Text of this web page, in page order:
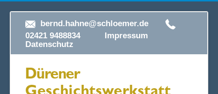
bernd.hahne@schloemer.de
02421 9488834 Impressum
Datenschutz